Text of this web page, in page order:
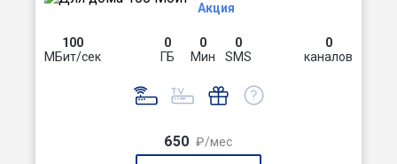
Акция
100
МБит/сек
0
ГБ
0
Мин
0
SMS
0
каналов
650 ₽/мес